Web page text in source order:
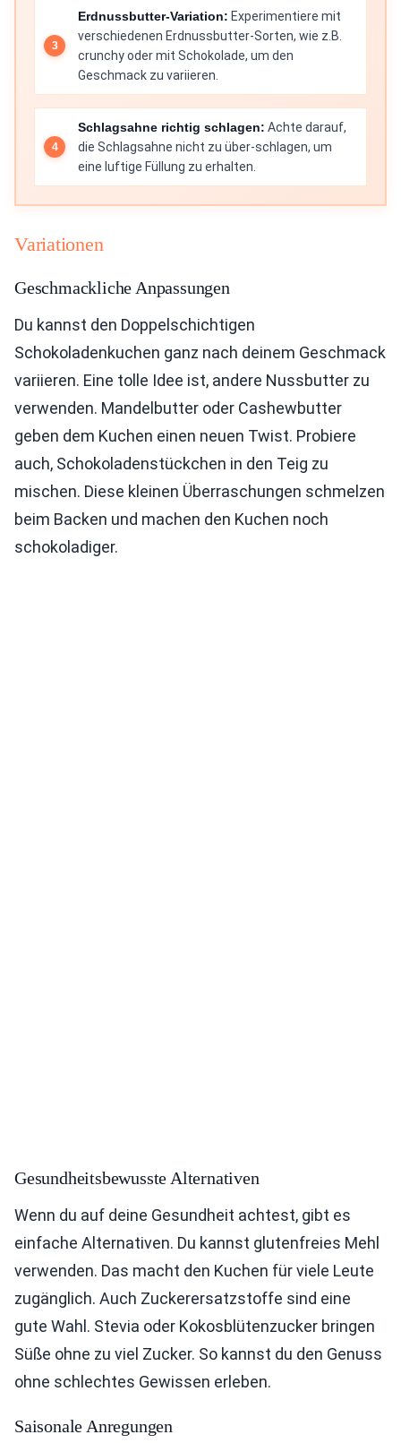
Erdnussbutter-Variation: Experimentiere mit
verschiedenen Erdnussbutter-Sorten, wie z.B.
crunchy oder mit Schokolade, um den
Geschmack zu variieren.
Schlagsahne richtig schlagen: Achte darauf,
die Schlagsahne nicht zu über-schlagen, um
eine luftige Füllung zu erhalten.
Variationen
Geschmackliche Anpassungen
Du kannst den Doppelschichtigen
Schokoladenkuchen ganz nach deinem Geschmack
variieren. Eine tolle Idee ist, andere Nussbutter zu
verwenden. Mandelbutter oder Cashewbutter
geben dem Kuchen einen neuen Twist. Probiere
auch, Schokoladenstückchen in den Teig zu
mischen. Diese kleinen Überraschungen schmelzen
beim Backen und machen den Kuchen noch
schokoladiger.
Gesundheitsbewusste Alternativen
Wenn du auf deine Gesundheit achtest, gibt es
einfache Alternativen. Du kannst glutenfreies Mehl
verwenden. Das macht den Kuchen für viele Leute
zugänglich. Auch Zuckerersatzstoffe sind eine
gute Wahl. Stevia oder Kokosblütenzucker bringen
Süße ohne zu viel Zucker. So kannst du den Genuss
ohne schlechtes Gewissen erleben.
Saisonale Anregungen